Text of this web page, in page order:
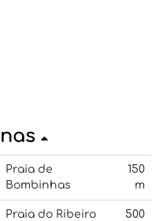
Praia de
Bombinhas
150
m
Praia do Ribeiro
500